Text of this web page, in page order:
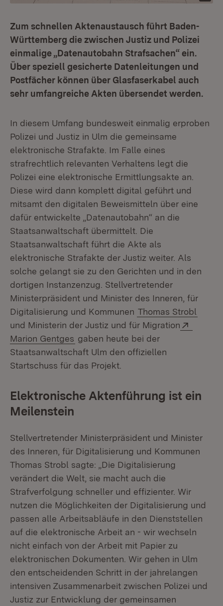
Zum schnellen Aktenaustausch führt Baden-
Württemberg die zwischen Justiz und Polizei
einmalige „Datenautobahn Strafsachen“ ein.
Über speziell gesicherte Datenleitungen und
Postfächer können über Glasfaserkabel auch
sehr umfangreiche Akten übersendet werden.
In diesem Umfang bundesweit einmalig erproben
Polizei und Justiz in Ulm die gemeinsame
elektronische Strafakte. Im Falle eines
strafrechtlich relevanten Verhaltens legt die
Polizei eine elektronische Ermittlungsakte an.
Diese wird dann komplett digital geführt und
mitsamt den digitalen Beweismitteln über eine
dafür entwickelte „Datenautobahn“ an die
Staatsanwaltschaft übermittelt. Die
Staatsanwaltschaft führt die Akte als
elektronische Strafakte der Justiz weiter. Als
solche gelangt sie zu den Gerichten und in den
dortigen Instanzenzug. Stellvertretender
Ministerpräsident und Minister des Inneren, für
Digitalisierung und Kommunen Thomas Strobl
und Ministerin der Justiz und für Migration
Marion Gentges (Öffnet in neuem Fenster)
gaben heute bei der
Staatsanwaltschaft Ulm den offiziellen
Startschuss für das Projekt.
Elektronische Aktenführung ist ein
Meilenstein
Stellvertretender Ministerpräsident und Minister
des Inneren, für Digitalisierung und Kommunen
Thomas Strobl sagte: „Die Digitalisierung
verändert die Welt, sie macht auch die
Strafverfolgung schneller und effizienter. Wir
nutzen die Möglichkeiten der Digitalisierung und
passen alle Arbeitsabläufe in den Dienststellen
auf die elektronische Arbeit an - wir wechseln
nicht einfach von der Arbeit mit Papier zu
elektronischen Dokumenten. Wir gehen in Ulm
den entscheidenden Schritt in der jahrelangen
intensiven Zusammenarbeit zwischen Polizei und
Justiz zur Entwicklung der gemeinsamen